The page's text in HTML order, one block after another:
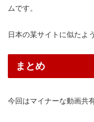
ムです。
日本の某サイトに似たよ
まとめ
今回はマイナーな動画共